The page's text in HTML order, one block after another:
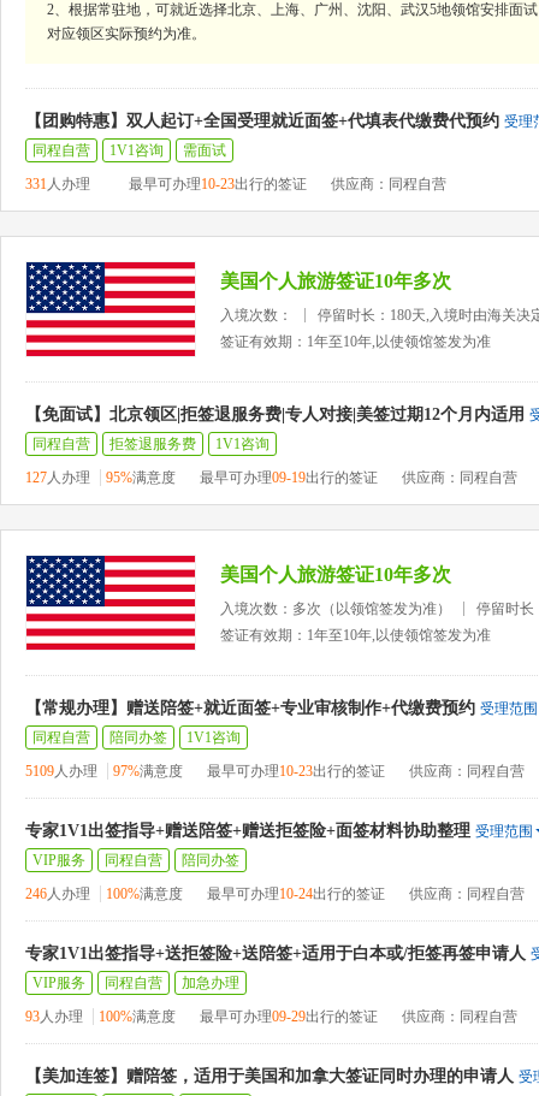
2、根据常驻地，可就近选择北京、上海、广州、沈阳、武汉5地领馆安排面
对应领区实际预约为准。
【团购特惠】双人起订+全国受理就近面签+代填表代缴费代预约 受理
同程自营
1V1咨询
需面试
331人办理 最早可办理10-23出行的签证 供应商：同程自营
美国个人旅游签证10年多次
入境次数：
停留时长：180天,入境时由海关决
签证有效期：1年至10年,以使领馆签发为准
【免面试】北京领区|拒签退服务费|专人对接|美签过期12个月内适用
同程自营
拒签退服务费
1V1咨询
127人办理 95%满意度 最早可办理09-19出行的签证 供应商：同程自营
美国个人旅游签证10年多次
入境次数：多次（以领馆签发为准）
停留时长
签证有效期：1年至10年,以使领馆签发为准
【常规办理】赠送陪签+就近面签+专业审核制作+代缴费预约 受理范围
同程自营
陪同办签
1V1咨询
5109人办理 97%满意度 最早可办理10-23出行的签证 供应商：同程自营
专家1V1出签指导+赠送陪签+赠送拒签险+面签材料协助整理 受理范围
VIP服务
同程自营
陪同办签
246人办理 100%满意度 最早可办理10-24出行的签证 供应商：同程自营
专家1V1出签指导+送拒签险+送陪签+适用于白本或/拒签再签申请人
VIP服务
同程自营
加急办理
93人办理 100%满意度 最早可办理09-29出行的签证 供应商：同程自营
【美加连签】赠陪签，适用于美国和加拿大签证同时办理的申请人 受